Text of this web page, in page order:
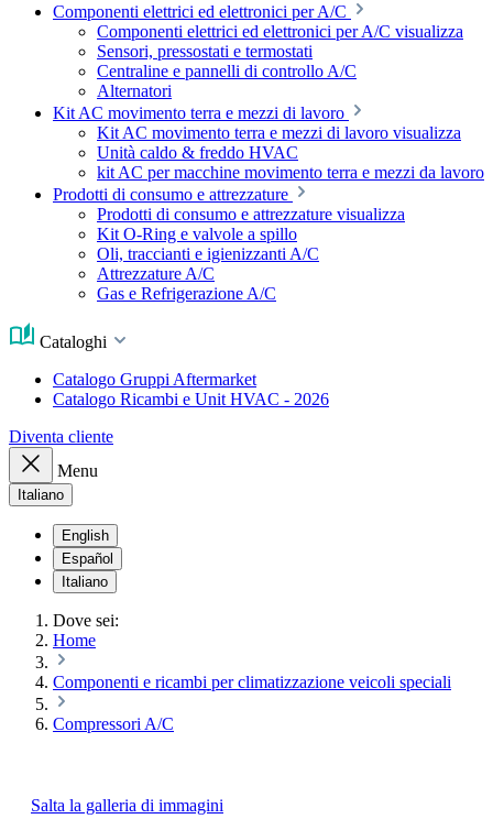
Componenti elettrici ed elettronici per A/C
Componenti elettrici ed elettronici per A/C visualizza
Sensori, pressostati e termostati
Centraline e pannelli di controllo A/C
Alternatori
Kit AC movimento terra e mezzi di lavoro
Kit AC movimento terra e mezzi di lavoro visualizza
Unità caldo & freddo HVAC
kit AC per macchine movimento terra e mezzi da lavoro
Prodotti di consumo e attrezzature
Prodotti di consumo e attrezzature visualizza
Kit O-Ring e valvole a spillo
Oli, traccianti e igienizzanti A/C
Attrezzature A/C
Gas e Refrigerazione A/C
Cataloghi
Catalogo Gruppi Aftermarket
Catalogo Ricambi e Unit HVAC - 2026
Diventa cliente
Menu
Italiano
English
Español
Italiano
Dove sei:
Home
Componenti e ricambi per climatizzazione veicoli speciali
Compressori A/C
Salta la galleria di immagini